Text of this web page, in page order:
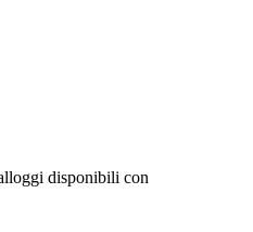
disponibili con